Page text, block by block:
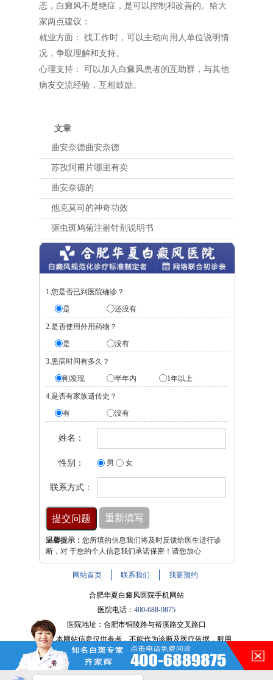
态，白癜风不是绝症，是可以控制和改善的。给大
家两点建议：
就业方面： 找工作时，可以主动向用人单位说明情
况，争取理解和支持。
心理支持： 可以加入白癜风患者的互助群，与其他
病友交流经验，互相鼓励。
文章
曲安奈德曲安奈德
苏孜阿甫片哪里有卖
曲安奈德的
他克莫司的神奇功效
驱虫斑鸠菊注射针剂说明书
1.您是否已到医院确诊？
是
还没有
2.是否使用外用药物？
是
没有
3.患病时间有多久？
刚发现
半年内 1年以上
4.是否有家族遗传史？
有
没有
姓名：
性别： 男 女
联系方式：
温馨提示： 您所填的信息我们将及时反馈给医生进行诊
断，对 于您的个人信息我们承诺保密！请您放心
网站首页 联系我们 我要预约
合肥华夏白癜风医院手机网站
医院电话： 400-688-9875
医院地址：合肥市铜陵路与裕溪路交叉路口
注：本网站信息仅供参考，不能作为诊断及医疗依据，服用
药物或进行治疗时请遵医嘱。如有转载或引用文章涉及版权
问题，请与我们联系。
在的，请讲！